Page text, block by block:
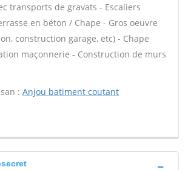
transports de gravats - Escaliers
en béton / Chape - Gros oeuvre
construction garage, etc) - Chape
maçonnerie - Construction de murs
: Anjou batiment coutant